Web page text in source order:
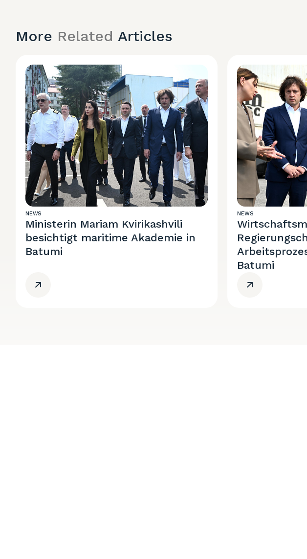
More Related Articles
NEWS
Ministerin Mariam Kvirikashvili
besichtigt maritime Akademie in
Batumi
NEWS
Batumi